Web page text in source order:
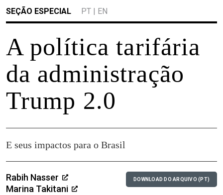
SEÇÃO ESPECIAL PT | EN
A política tarifária
da administração
Trump 2.0
E seus impactos para o Brasil
Rabih Nasser
Marina Takitani
DOWNLOAD DO ARQUIVO (PT)